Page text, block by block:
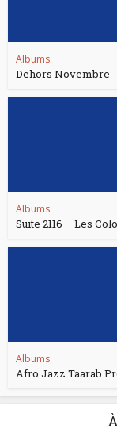
Albums
Dehors Novembre
Albums
Suite 2116 – Les
Albums
Afro Jazz Taarab